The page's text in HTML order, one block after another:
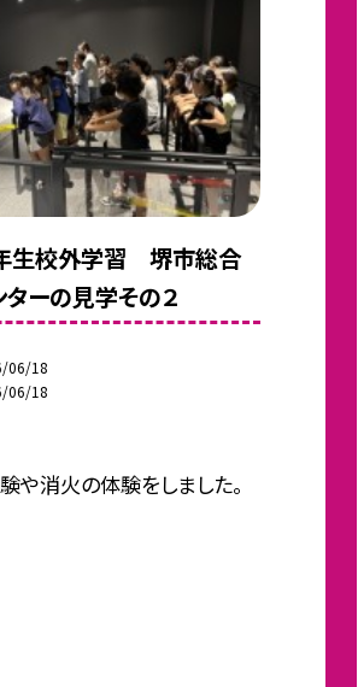
生校外学習 堺市総合
ーの見学その２
06/18
06/18
や消火の体験をしました。